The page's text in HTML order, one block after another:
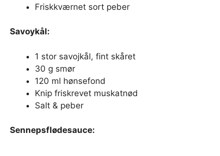
Friskkværnet sort peber
Savoykål:
1 stor savojkål, fint skåret
30 g smør
120 ml hønsefond
Knip friskrevet muskatnød
Salt & peber
Sennepsflødesauce: